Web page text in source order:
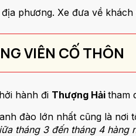
phương. Xe đưa về
VIÊN CỐ THÔN
hành đi Thượng Hải tham
đào lớn nhất cũng là nơi
tháng 3 đến tháng 4 hàng